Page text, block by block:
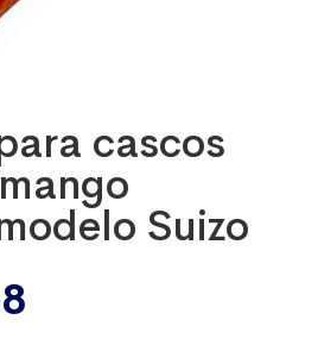
cascos
Suizo